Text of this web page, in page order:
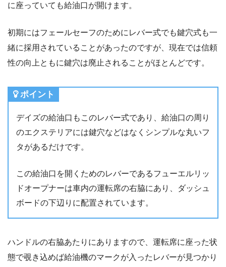
に座っていても給油口が開けます。
初期にはフェールセーフのためにレバー式でも鍵穴式も一
緒に採用されていることがあったのですが、現在では信頼
性の向上ともに鍵穴は廃止されることがほとんどです。
ポイント
デイズの給油口もこのレバー式であり、給油口の周り
のエクステリアには鍵穴などはなくシンプルな丸いフ
タがあるだけです。
この給油口を開くためのレバーであるフューエルリッ
ドオープナーは車内の運転席の右脇にあり、ダッシュ
ボードの下辺りに配置されています。
ハンドルの右脇あたりにありますので、運転席に座った状
態で覗き込めば給油機のマークが入ったレバーが見つかり